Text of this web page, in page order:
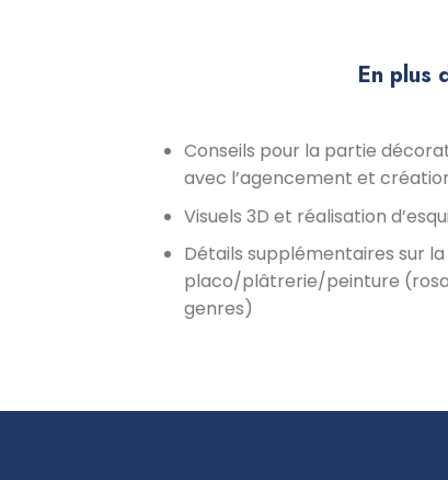
En plus
Conseils pour la partie
avec l’agencement et
Visuels 3D et réalisation
Détails supplémentaires sur
placo/plâtrerie/peinture
genres)